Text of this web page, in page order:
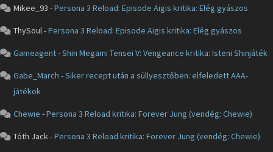
Mikee_93 -Persona 3 Reload: Episode Aigis kritika: Elég gyászos
ThySoul -Persona 3 Reload: Episode Aigis kritika: Elég gyászos
Gameagent-Shin Megami Tensei V: Vengeance kritika: Isteni Shinjáték
Gabe_March -Siker recept után a süllyesztőben: elfeledett AAA-
játékok
Chewie -Persona 3 Reload kritika: Forever Jung (vendég: Chewie)
Tóth Jack -Persona 3 Reload kritika: Forever Jung (vendég: Chewie)